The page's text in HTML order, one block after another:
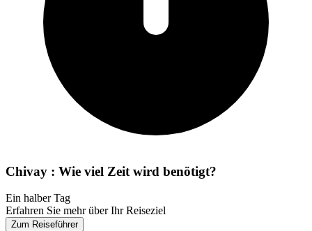
Chivay : Wie viel Zeit wird benötigt?
Ein halber Tag
Erfahren Sie mehr über Ihr Reiseziel
Zum Reiseführer